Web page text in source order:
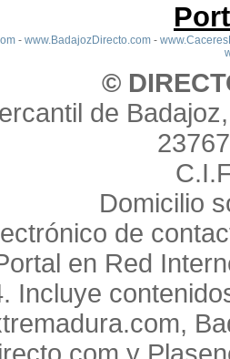
- www.BadajozDirecto.com-
©
de
Domicilio
de
en Red
Incluye